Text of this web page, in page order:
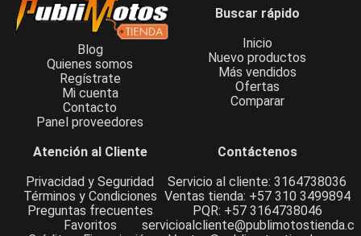
Blog
Quienes somos
Regístrate
Mi cuenta
Contacto
Panel proveedores
Buscar rápido
Inicio
Nuevo productos
Más vendidos
Ofertas
Comparar
Atención al Cliente
Privacidad y Seguridad
Términos y Condiciones
Preguntas frecuentes
Favoritos
Contáctenos
Servicio al cliente: 3164738036
Ventas tienda: +57 310 3499894
PQR: +57 3164738046